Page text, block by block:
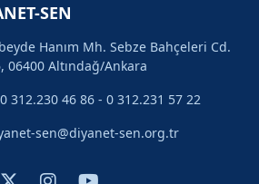
SEN
Hanım Mh. Sebze Bahçeleri Cd.
06400 Altındağ/Ankara
312.230 46 86 - 0 312.231 57 22
sen@diyanet-sen.org.tr